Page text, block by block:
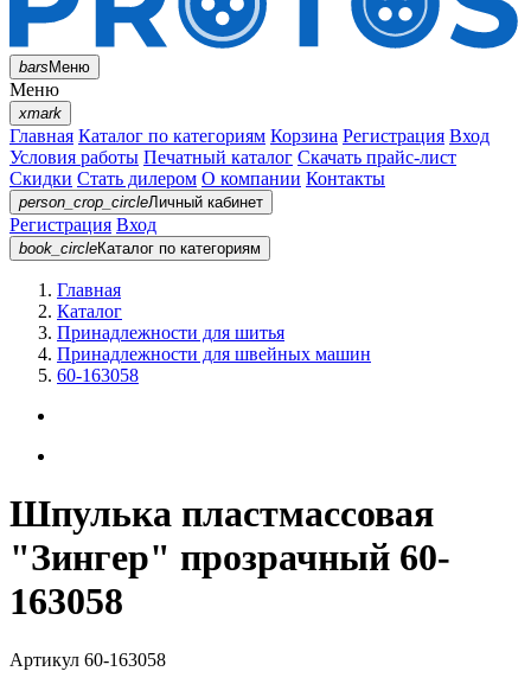
barsМеню
Меню
xmark
Главная Каталог по категориям Корзина Регистрация Вход
Условия работы Печатный каталог Скачать прайс-лист
Скидки Стать дилером О компании Контакты
person_crop_circleЛичный кабинет
Регистрация Вход
book_circleКаталог по категориям
Главная
Каталог
Принадлежности для шитья
Принадлежности для швейных машин
60-163058
Шпулька пластмассовая
"Зингер" прозрачный 60-
163058
Артикул 60-163058